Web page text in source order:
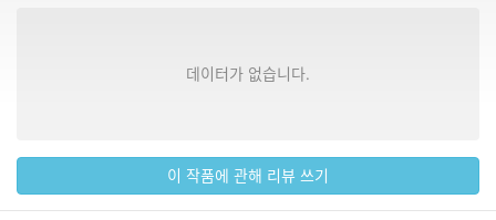
데이터가 없습니다.
이 작품에 관해 리뷰 쓰기